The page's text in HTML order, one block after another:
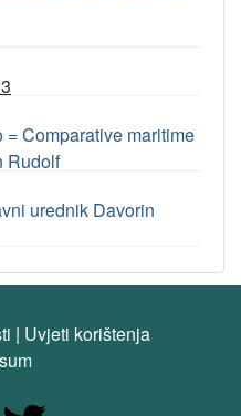
Comparative maritime
Rudolf
urednik Davorin
| Uvjeti korištenja